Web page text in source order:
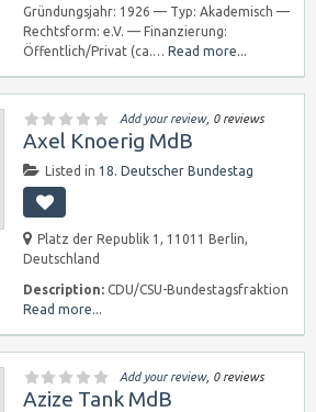
Gründungsjahr: 1926 — Typ: Akademisch —
Rechtsform: e.V. — Finanzierung:
Öffentlich/Privat (ca.… Read more...
Add your review, 0 reviews
Axel Knoerig MdB
Listed in 18. Deutscher Bundestag
Platz der Republik 1, 11011 Berlin,
Deutschland
Description: CDU/CSU-Bundestagsfraktion
Read more...
Add your review, 0 reviews
Azize Tank MdB